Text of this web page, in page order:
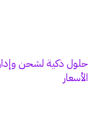
حلول ذكية لشحن
الأسعار